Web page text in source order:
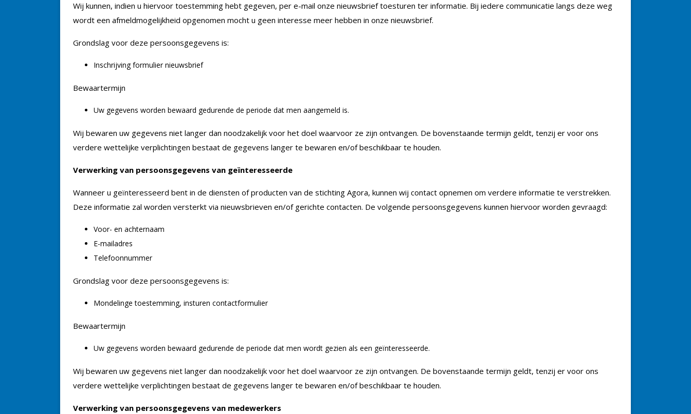
Wij kunnen, indien u hiervoor toestemming hebt gegeven, per e-mail onze nieuwsbrief toesturen ter informatie. Bij iedere communicatie langs deze weg
wordt een afmeldmogelijkheid opgenomen mocht u geen interesse meer hebben in onze nieuwsbrief.
Grondslag voor deze persoonsgegevens is:
Inschrijving formulier nieuwsbrief
Bewaartermijn
Uw gegevens worden bewaard gedurende de periode dat men aangemeld is.
Wij bewaren uw gegevens niet langer dan noodzakelijk voor het doel waarvoor ze zijn ontvangen. De bovenstaande termijn geldt, tenzij er voor ons
verdere wettelijke verplichtingen bestaat de gegevens langer te bewaren en/of beschikbaar te houden.
Verwerking van persoonsgegevens van geïnteresseerde
Wanneer u geïnteresseerd bent in de diensten of producten van de stichting Agora, kunnen wij contact opnemen om verdere informatie te verstrekken.
Deze informatie zal worden versterkt via nieuwsbrieven en/of gerichte contacten. De volgende persoonsgegevens kunnen hiervoor worden gevraagd:
Voor- en achternaam
E-mailadres
Telefoonnummer
Grondslag voor deze persoonsgegevens is:
Mondelinge toestemming, insturen contactformulier
Bewaartermijn
Uw gegevens worden bewaard gedurende de periode dat men wordt gezien als een geïnteresseerde.
Wij bewaren uw gegevens niet langer dan noodzakelijk voor het doel waarvoor ze zijn ontvangen. De bovenstaande termijn geldt, tenzij er voor ons
verdere wettelijke verplichtingen bestaat de gegevens langer te bewaren en/of beschikbaar te houden.
Verwerking van persoonsgegevens van medewerkers